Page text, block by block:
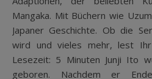
Mangaka. Mit Büchern wie
Japaner Geschichte. Ob die
wird und vieles mehr, lest
Lesezeit: 5 Minuten Junji Ito
geboren. Nachdem er